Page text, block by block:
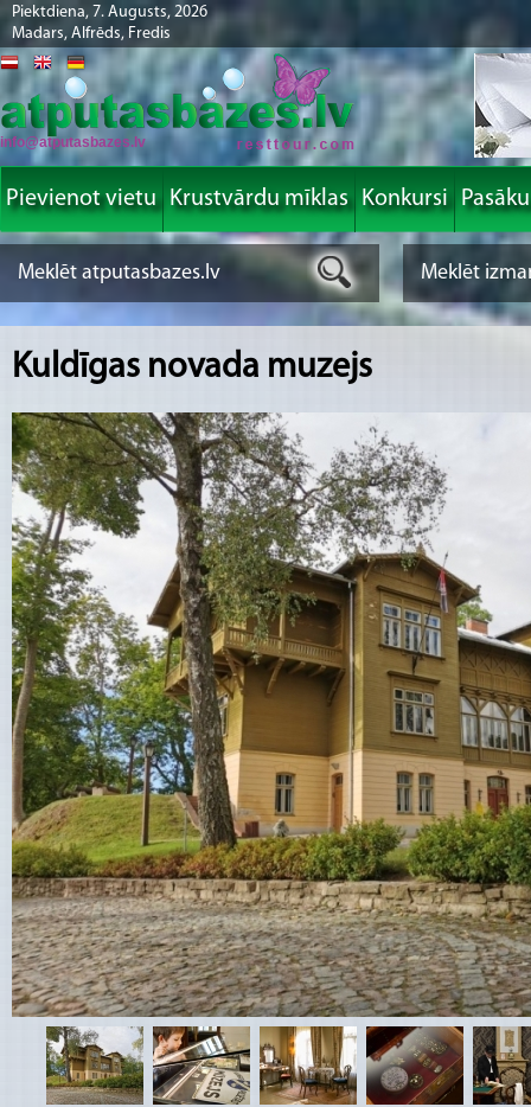
Piektdiena, 7. Augusts, 2026
Madars, Alfrēds, Fredis
info@atputasbazes.lv
Pievienot vietu Krustvārdu mīklas Konkursi
Kuldīgas novada muzejs